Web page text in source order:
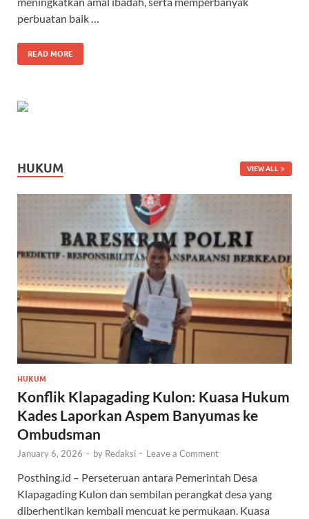
perbuatan baik …
READ MORE
HUKUM VIEW ALL
HUKUM
Konflik Klapagading Kulon: Kuasa Hukum
Kades Laporkan Aspem Banyumas ke
Ombudsman
January 6, 2026 - by Redaksi - Leave a Comment
Posthing.id – Perseteruan antara Pemerintah Desa
Klapagading Kulon dan sembilan perangkat desa yang
diberhentikan kembali mencuat ke permukaan. Kuasa